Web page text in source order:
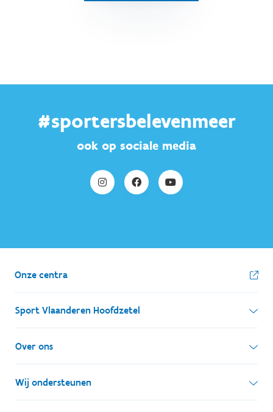
#sportersbelevenmeer
ook op sociale media
Onze centra
Sport Vlaanderen Hoofdzetel
Simon Bolivarlaan 17
1000 Brussel
Ondernemingsnummer: BE 0248.142.826
Over ons
Wie zijn we, wat doen we
Onze centra
Wij ondersteunen